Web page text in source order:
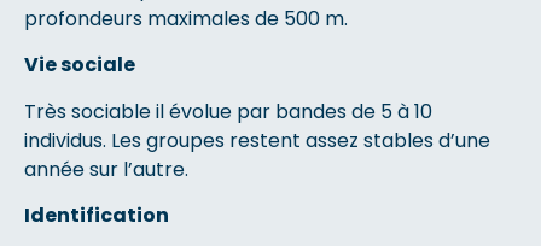
profondeurs maximales de 500 m.
Vie sociale
Très sociable il évolue par bandes de 5 à 10
individus. Les groupes restent assez stables d’une
année sur l’autre.
Identification